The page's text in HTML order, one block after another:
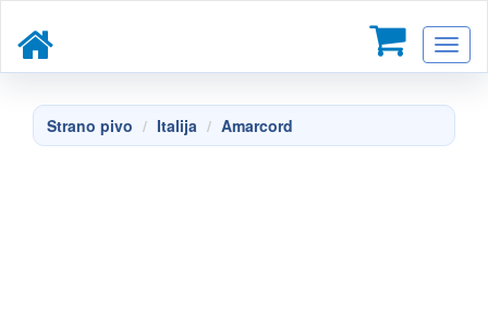
Strano pivo Italija Amarcord